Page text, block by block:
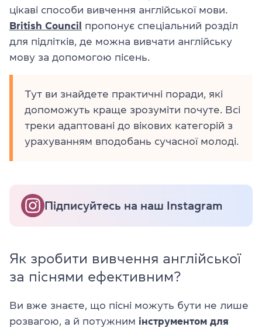
цікаві способи вивчення англійської мови.
British Council
пропонує спеціальний розділ
для підлітків, де можна вивчати англійську
мову за допомогою пісень.
Тут ви знайдете практичні поради, які
допоможуть краще зрозуміти почуте. Всі
треки адаптовані до вікових категорій з
урахуванням вподобань сучасної молоді.
Підписуйтесь на наш Instagram
Як зробити вивчення англійської
за піснями ефективним?
Ви вже знаєте, що пісні можуть бути не лише
розвагою, а й потужним інструментом для